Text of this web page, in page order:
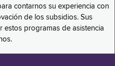
contarnos su experiencia con
de los subsidios. Sus
estos programas de asistencia